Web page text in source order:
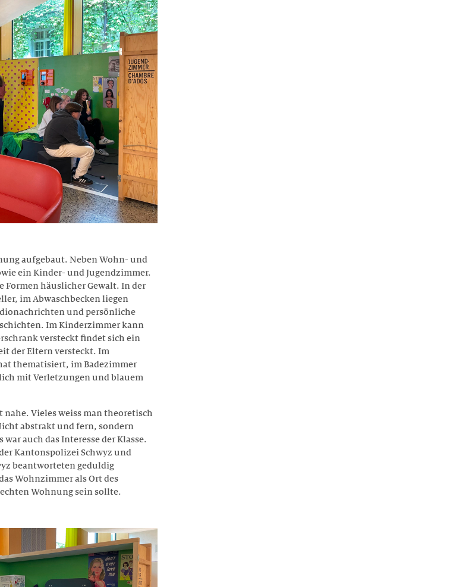
aufgebaut. Neben Wohn- und
ein Kinder- und Jugendzimmer.
Formen häuslicher Gewalt. In der
im Abwaschbecken liegen
und persönliche
Im Kinderzimmer kann
versteckt findet sich ein
der Eltern versteckt. Im
thematisiert, im Badezimmer
mit Verletzungen und blauem
Vieles weiss man theoretisch
abstrakt und fern, sondern
auch das Interesse der Klasse.
Kantonspolizei Schwyz und
beantworteten geduldig
Wohnzimmer als Ort des
Wohnung sein sollte.